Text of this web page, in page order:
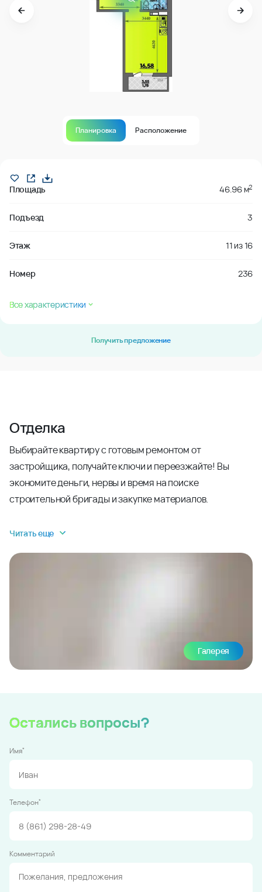
Планировка Расположение
Площадь 46.96 м2
Подъезд 3
Этаж 11 из16
Номер 236
Все характеристики
Получить предложение
Отделка
Выбирайте квартиру с готовым ремонтом от
застройщика, получайте ключи и переезжайте! Вы
экономите деньги, нервы и время на поиске
строительной бригады и закупке материалов.
Читать еще
Галерея
Остались вопросы?
Имя*
Телефон*
Комментарий